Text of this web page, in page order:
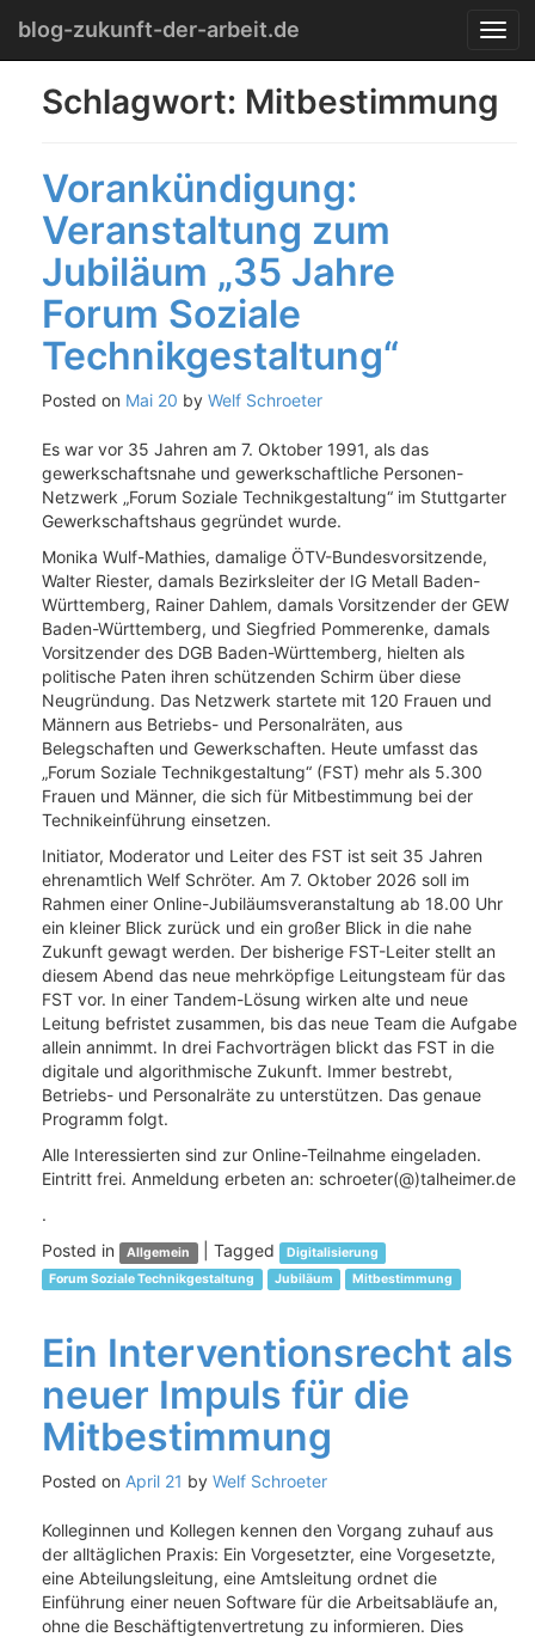
Menu
content
T
o
l
blog-zukunft-der-arbeit.de
Schlagwort: Mitbestimmung
Vorankündigung:
Veranstaltung zum
Jubiläum „35 Jahre
Forum Soziale
Technikgestaltung“
Posted on Mai 20 by Welf Schroeter
Es war vor 35 Jahren am 7. Oktober 1991, als das
gewerkschaftsnahe und gewerkschaftliche Personen-
Netzwerk „Forum Soziale Technikgestaltung“ im Stuttgarter
Gewerkschaftshaus gegründet wurde.
Monika Wulf-Mathies, damalige ÖTV-Bundesvorsitzende,
Walter Riester, damals Bezirksleiter der IG Metall Baden-
Württemberg, Rainer Dahlem, damals Vorsitzender der GEW
Baden-Württemberg, und Siegfried Pommerenke, damals
Vorsitzender des DGB Baden-Württemberg, hielten als
politische Paten ihren schützenden Schirm über diese
Neugründung. Das Netzwerk startete mit 120 Frauen und
Männern aus Betriebs- und Personalräten, aus
Belegschaften und Gewerkschaften. Heute umfasst das
„Forum Soziale Technikgestaltung“ (FST) mehr als 5.300
Frauen und Männer, die sich für Mitbestimmung bei der
Technikeinführung einsetzen.
Initiator, Moderator und Leiter des FST ist seit 35 Jahren
ehrenamtlich Welf Schröter. Am 7. Oktober 2026 soll im
Rahmen einer Online-Jubiläumsveranstaltung ab 18.00 Uhr
ein kleiner Blick zurück und ein großer Blick in die nahe
Zukunft gewagt werden. Der bisherige FST-Leiter stellt an
diesem Abend das neue mehrköpfige Leitungsteam für das
FST vor. In einer Tandem-Lösung wirken alte und neue
Leitung befristet zusammen, bis das neue Team die Aufgabe
allein annimmt. In drei Fachvorträgen blickt das FST in die
digitale und algorithmische Zukunft. Immer bestrebt,
Betriebs- und Personalräte zu unterstützen. Das genaue
Programm folgt.
Alle Interessierten sind zur Online-Teilnahme eingeladen.
Eintritt frei. Anmeldung erbeten an: schroeter(@)talheimer.de
.
Posted in
Allgemein Tagged
Digitalisierung
Forum Soziale Technikgestaltung
Jubiläum Mitbestimmung
Ein Interventionsrecht als
neuer Impuls für die
Mitbestimmung
Posted on April 21 by Welf Schroeter
Kolleginnen und Kollegen kennen den Vorgang zuhauf aus
der alltäglichen Praxis: Ein Vorgesetzter, eine Vorgesetzte,
eine Abteilungsleitung, eine Amtsleitung ordnet die
Einführung einer neuen Software für die Arbeitsabläufe an,
ohne die Beschäftigtenvertretung zu informieren. Dies